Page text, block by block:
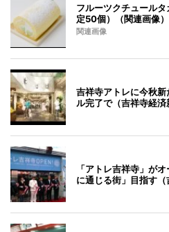
フルーツクチュール
定50個）（関連画像）
関連画像
吉祥寺アトレに今秋
ル完了で（吉祥寺経済
「アトレ吉祥寺」が
に通じる街」目指す（